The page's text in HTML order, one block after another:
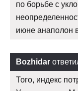
по борьбе с
июне анаполон
Bozhidar
Того, индекс